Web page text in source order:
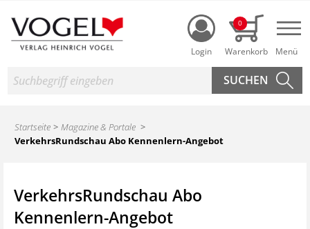
Login
0
Suche
Startseite
Magazine & Portale
VerkehrsRundschau Abo Kennenlern-Angebot
VerkehrsRundschau Abo
Kennenlern-Angebot